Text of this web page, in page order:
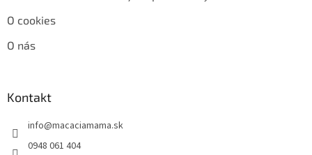
O cookies
O nás
Kontakt
info@macaciamama.sk
0948 061 404